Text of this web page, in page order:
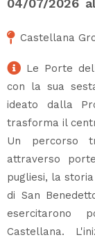
04/07/2026
Castellana
Le Porte
con la sua
ideato dalla
trasforma il
Un percorso
attraverso
pugliesi, la
di San
esercitarono
Castellana.